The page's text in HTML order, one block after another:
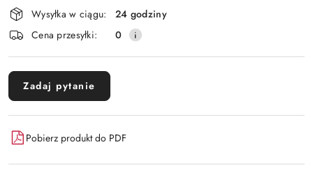
i
dostawa
Wysyłka w ciągu:
24 godziny
Cena przesyłki:
0
Zadaj pytanie
Pobierz produkt do PDF